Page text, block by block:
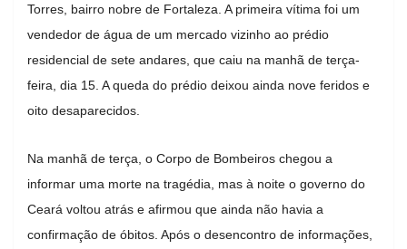
Torres, bairro nobre de Fortaleza. A primeira vítima foi um
vendedor de água de um mercado vizinho ao prédio
residencial de sete andares, que caiu na manhã de terça-
feira, dia 15. A queda do prédio deixou ainda nove feridos e
oito desaparecidos.
Na manhã de terça, o Corpo de Bombeiros chegou a
informar uma morte na tragédia, mas à noite o governo do
Ceará voltou atrás e afirmou que ainda não havia a
confirmação de óbitos. Após o desencontro de informações,